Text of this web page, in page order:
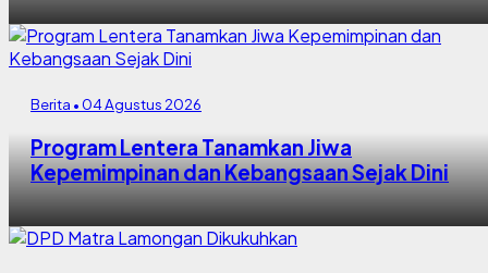
Berita • 04 Agustus 2026
Program Lentera Tanamkan Jiwa
Kepemimpinan dan Kebangsaan Sejak Dini